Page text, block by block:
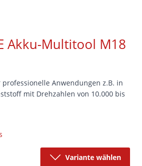
Akku-Multitool M18
Anwendungen z.B. in
mit Drehzahlen von 10.000 bis
Variante wählen